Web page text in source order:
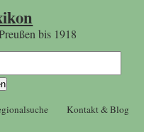
bis 1918
Kontakt & Blog